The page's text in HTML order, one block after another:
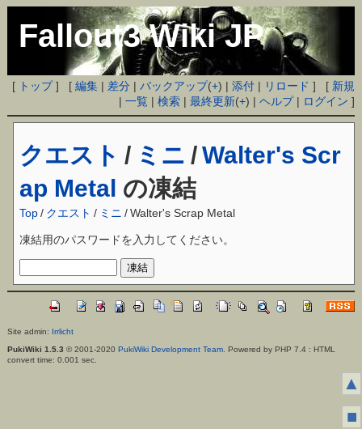
Fallout3 Wiki JP
[ トップ] [編集 | 差分 |バックアップ(+) |添付 | リロード ] [ 新規
|一覧 |検索 |最終更新(+) |ヘルプ| ログイン ]
クエスト / ミニ /Walter's Scr
ap Metal の凍結
Top / クエスト / ミニ / Walter's Scrap Metal
凍結用のパスワードを入力してください。
Site admin: Irrlicht
PukiWiki 1.5.3 © 2001-2020 PukiWiki Development Team. Powered by PHP 7.4 : HTML
convert time: 0.001 sec.
▲
■